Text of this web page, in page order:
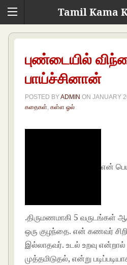
Tamil Kama
புண்டையில்
பாய்ச்சினான்
POSTED BYADMIN ONJANUARY
கதைகள் ,கள்ள ஓல்
என்
.திருமணமாகி 5 வருடங்கள்
ஒரு குழந்தை. என் கணவர்
இல்லாதவர். உடல் உறவு
முத்தமிடுதல், என்று